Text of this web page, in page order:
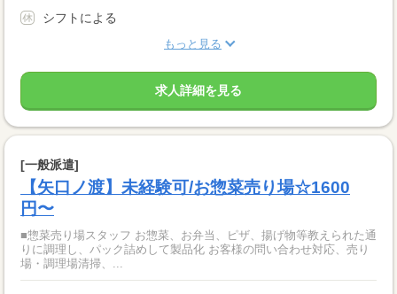
シフトによる
もっと見る
求人詳細を見る
[一般派遣]
【矢口ノ渡】未経験可/お惣菜売り場☆1600
円〜
■惣菜売り場スタッフ お惣菜、お弁当、ピザ、揚げ物等教えられた通
りに調理し、パック詰めして製品化 お客様の問い合わせ対応、売り
場・調理場清掃、...